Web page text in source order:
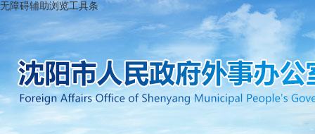
无障碍辅助浏览工具条